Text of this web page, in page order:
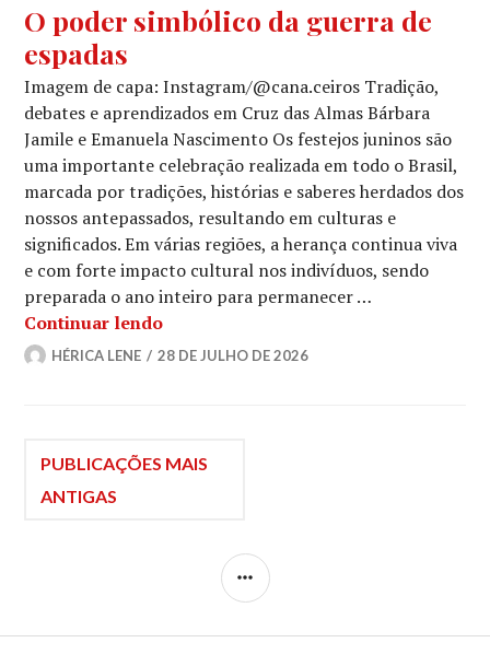
O poder simbólico da guerra de
espadas
Imagem de capa: Instagram/@cana.ceiros Tradição,
debates e aprendizados em Cruz das Almas Bárbara
Jamile e Emanuela Nascimento Os festejos juninos são
uma importante celebração realizada em todo o Brasil,
marcada por tradições, histórias e saberes herdados dos
nossos antepassados, resultando em culturas e
significados. Em várias regiões, a herança continua viva
e com forte impacto cultural nos indivíduos, sendo
preparada o ano inteiro para permanecer …
Continuar lendoO poder simbólico da guerra de
HÉRICA LENE 28 DE JULHO DE 2026
Navegação
PUBLICAÇÕES MAIS
ANTIGAS
LATERAL